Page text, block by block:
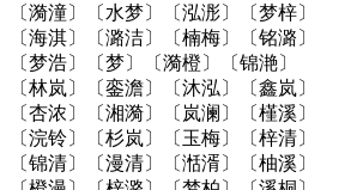
〔漪潼〕〔水梦〕〔泓浵〕〔梦梓〕
〔海淇〕〔潞洁〕〔楠梅〕〔铭潞〕
〔梦浩〕〔梦〕〔漪橙〕〔锦滟〕
〔林岚〕〔銮澹〕〔沐泓〕〔鑫岚〕
〔杏浓〕〔湘漪〕〔岚澜〕〔槿溪〕
〔浣铃〕〔杉岚〕〔玉梅〕〔梓清〕
〔锦清〕〔漫清〕〔湉湑〕〔柚溪〕